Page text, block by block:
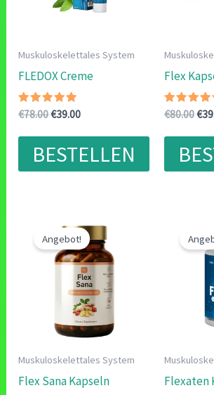
Muskuloskelettales System
FLEDOX Creme
Bewertet
mit
von 5
€78.00Ursprünglicher
war:
€78.00
€39.00Aktueller
ist:
€39.00.
BESTELLEN
Flex
Bewertet
mit
von 5
€80.00
war:
€
Angebot!
Muskuloskelettales System
Flex Sana Kapseln Flexaten